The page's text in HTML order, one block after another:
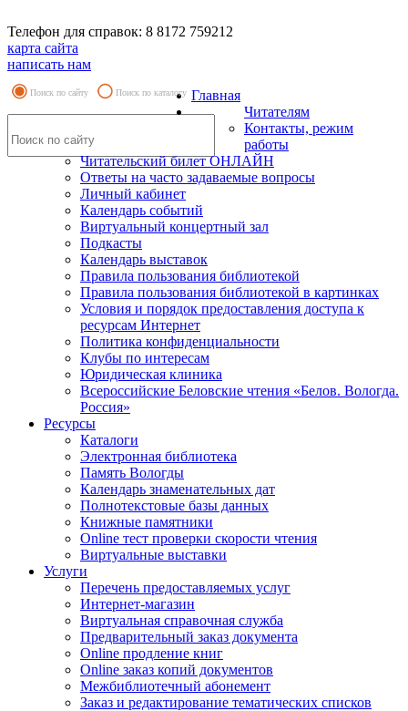
Телефон для справок: 8 8172 759212
карта сайта
написать нам
Поиск по сайту Поиск по каталогу Главная
Читателям
Контакты, режим
работы
Читательский билет ОНЛАЙН
Ответы на часто задаваемые вопросы
Личный кабинет
Календарь событий
Виртуальный концертный зал
Подкасты
Календарь выставок
Правила пользования библиотекой
Правила пользования библиотекой в картинках
Условия и порядок предоставления доступа к
ресурсам Интернет
Политика конфиденциальности
Клубы по интересам
Юридическая клиника
Всероссийские Беловские чтения «Белов. Вологда.
Россия»
Ресурсы
Каталоги
Электронная библиотека
Память Вологды
Календарь знаменательных дат
Полнотекстовые базы данных
Книжные памятники
Online тест проверки скорости чтения
Виртуальные выставки
Услуги
Перечень предоставляемых услуг
Интернет-магазин
Виртуальная справочная служба
Предварительный заказ документа
Online продление книг
Online заказ копий документов
Межбиблиотечный абонемент
Заказ и редактирование тематических списков